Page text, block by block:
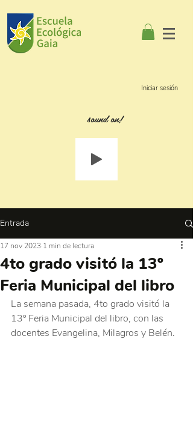
Iniciar sesión
sound on!
Entrada
4to grado visitó la 13º
Feria Municipal del libro
17 nov 2023 1 min de lectura
La semana pasada, 4to grado visitó la
13º Feria Municipal del libro, con las
docentes Evangelina, Milagros y Belén.